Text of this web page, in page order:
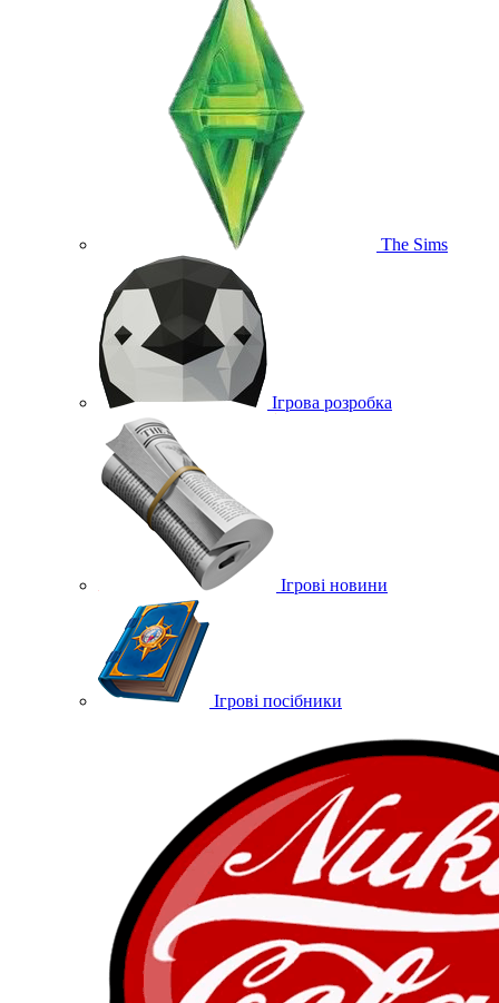
The Sims
Ігрова розробка
Ігрові новини
Ігрові посібники